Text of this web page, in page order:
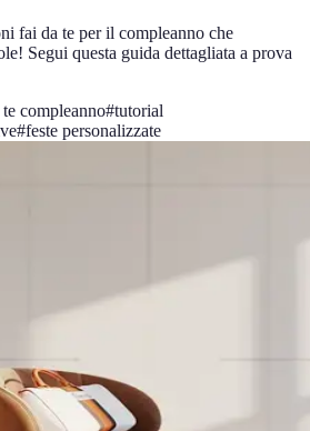
fai da te per il compleanno che
Segui questa guida dettagliata a prova
compleanno#tutorial
#feste personalizzate